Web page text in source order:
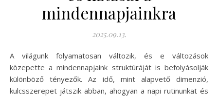
mindennapjainkra
2025.09.13.
A világunk folyamatosan változik, és e változások
közepette a mindennapjaink struktúráját is befolyásolják
különböző tényezők. Az idő, mint alapvető dimenzió,
kulcsszerepet játszik abban, ahogyan a napi rutinunkat és